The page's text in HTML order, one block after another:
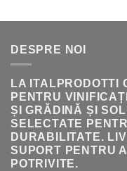
DESPRE NOI
LA ITALPRODOTTI
PENTRU
ȘI GRĂDINĂ ȘI
SELECTATE
DURABILITATE.
SUPORT PENTRU
POTRIVITE.